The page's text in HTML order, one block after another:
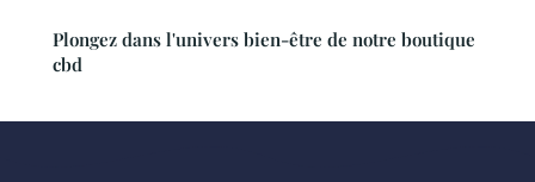
Plongez dans l'univers bien-être de notre boutique
cbd